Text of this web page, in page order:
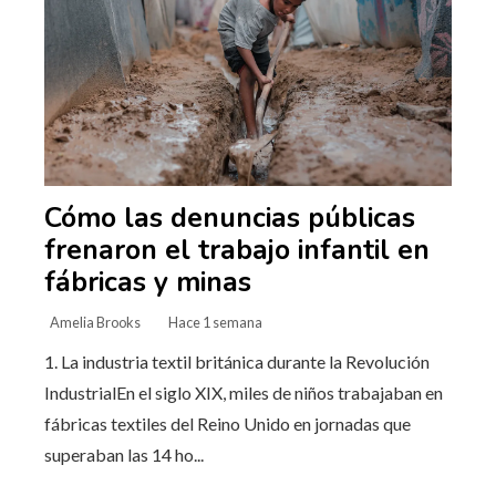
Cómo las denuncias públicas
frenaron el trabajo infantil en
fábricas y minas
Amelia Brooks Hace 1 semana
1. La industria textil británica durante la Revolución
IndustrialEn el siglo XIX, miles de niños trabajaban en
fábricas textiles del Reino Unido en jornadas que
superaban las 14 ho...